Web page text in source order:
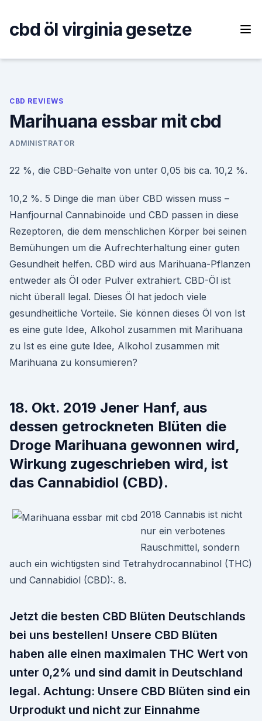
content
cbd öl virginia gesetze
CBD REVIEWS
Marihuana essbar mit cbd
ADMINISTRATOR
22 %, die CBD-Gehalte von unter 0,05 bis ca. 10,2 %.
10,2 %. 5 Dinge die man über CBD wissen muss –
Hanfjournal Cannabinoide und CBD passen in diese
Rezeptoren, die dem menschlichen Körper bei seinen
Bemühungen um die Aufrechterhaltung einer guten
Gesundheit helfen. CBD wird aus Marihuana-Pflanzen
entweder als Öl oder Pulver extrahiert. CBD-Öl ist
nicht überall legal. Dieses Öl hat jedoch viele
gesundheitliche Vorteile. Sie können dieses Öl von Ist
es eine gute Idee, Alkohol zusammen mit Marihuana
zu Ist es eine gute Idee, Alkohol zusammen mit
Marihuana zu konsumieren?
18. Okt. 2019 Jener Hanf, aus
dessen getrockneten Blüten die
Droge Marihuana gewonnen wird,
Wirkung zugeschrieben wird, ist
das Cannabidiol (CBD).
2018 Cannabis ist nicht
nur ein verbotenes
Rauschmittel, sondern
auch ein wichtigsten sind Tetrahydrocannabinol (THC)
und Cannabidiol (CBD):. 8.
Jetzt die besten CBD Blüten Deutschlands
bei uns bestellen! Unsere CBD Blüten
haben alle einen maximalen THC Wert von
unter 0,2% und sind damit in Deutschland
legal. Achtung: Unsere CBD Blüten sind ein
Urprodukt und nicht zur Einnahme